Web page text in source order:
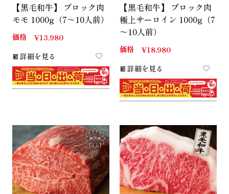
【黒毛和牛】 ブロック肉
モモ 1000g（7～10人前）
価格 ¥13,980
詳細を見る
【黒毛和牛】 ブロック肉
極上サーロイン 1000g（7
～10人前）
価格 ¥18,980
詳細を見る